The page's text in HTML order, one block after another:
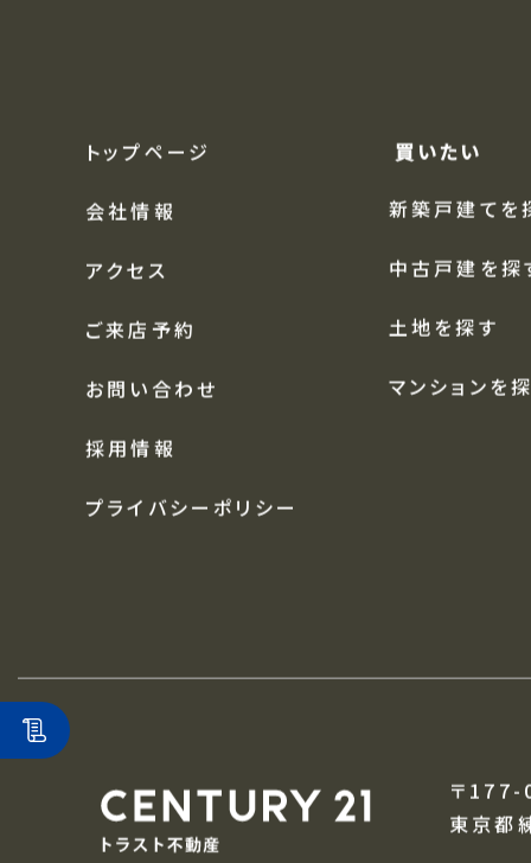
トップページ
会社情報
アクセス
ご来店予約
お問い合わせ
採用情報
買いたい
新築戸建てを
中古戸建を探
土地を探す